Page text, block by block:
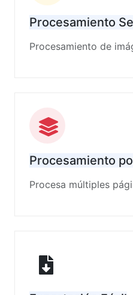
Procesamiento
Procesamiento de
Procesamiento
Procesa múltiples